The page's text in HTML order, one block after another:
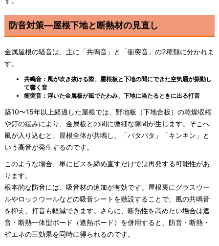
防音対策—屋根下地と断熱材の見直し
金属屋根の騒音は、主に「共鳴音」と「衝突音」の2種類に分かれま
す。
共鳴音：風が吹き抜ける際、屋根板と下地の間にできた空気層が振動し
て響く音
衝突音：浮いた金属板が風でたわみ、下地に当たるときに出る打音
築10〜15年以上経過した屋根では、野地板（下地合板）の乾燥収縮
や釘の緩みにより、金属板との間に微細な隙間が生じます。そこへ
風が入り込むと、屋根全体が共鳴し、「バタバタ」「キンキン」と
いう高音が発生するのです。
このような場合、単にビスを締め直すだけでは再発する可能性があ
ります。
根本的な防音には、吸音材の追加が有効です。屋根裏にグラスウー
ルやロックウールなどの吸音シートを敷設することで、風の共鳴音
を抑え、打音も軽減できます。さらに、断熱性を高めたい場合は遮
音・断熱一体型ボード（遮熱ボード）を併用すると、防音・断熱・
省エネの三効果を同時に得られるのです。